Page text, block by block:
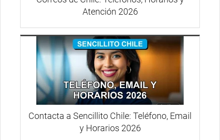
Atención 2026
Contacta a Sencillito Chile: Teléfono, Email
y Horarios 2026